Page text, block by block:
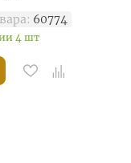
60774
4 шт